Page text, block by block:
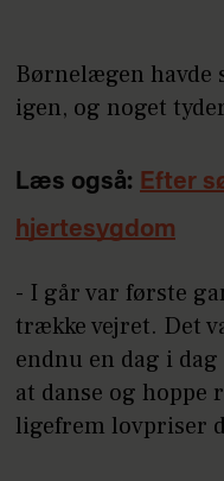
Børnelægen havde
igen, og noget
Læs også: Efter
hjertesygdom
- I går var første
trække vejret. Det
endnu en dag i
at danse og
ligefrem lovpriser